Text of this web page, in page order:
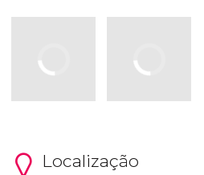
Localização